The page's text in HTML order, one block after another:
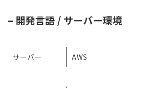
– 開発言語 / サーバー環境
サーバー AWS